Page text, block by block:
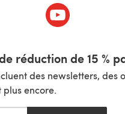
onglet) (s'ouvre dans
réduction de 15 %
des newsletters, des
encore.